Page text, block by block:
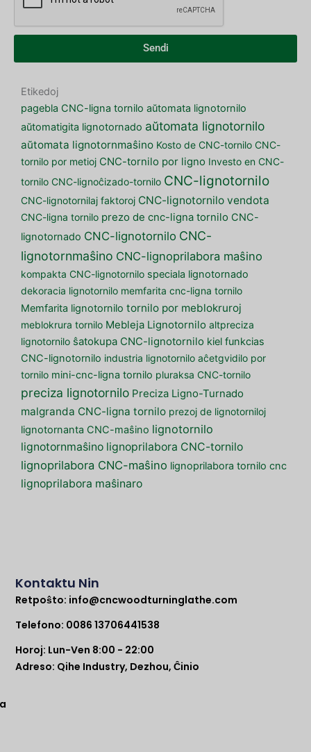
Sendi
Etikedoj
pagebla CNC-ligna tornilo aŭtomata lignotornilo
aŭtomatigita lignotornado aŭtomata lignotornilo
aŭtomata lignotornmaŝino Kosto de CNC-tornilo CNC-
tornilo por metioj CNC-tornilo por ligno Investo en CNC-
tornilo CNC-lignoĉizado-tornilo CNC-lignotornilo
CNC-lignotornilaj faktoroj CNC-lignotornilo vendota
CNC-ligna tornilo prezo de cnc-ligna tornilo CNC-
lignotornado CNC-lignotornilo CNC-
lignotornmaŝino CNC-lignoprilabora maŝino
kompakta CNC-lignotornilo speciala lignotornado
dekoracia lignotornilo memfarita cnc-ligna tornilo
Memfarita lignotornilo tornilo por meblokruroj
meblokrura tornilo Mebleja Lignotornilo altpreciza
lignotornilo ŝatokupa CNC-lignotornilo kiel funkcias
CNC-lignotornilo industria lignotornilo aĉetgvidilo por
tornilo mini-cnc-ligna tornilo pluraksa CNC-tornilo
preciza lignotornilo Preciza Ligno-Turnado
malgranda CNC-ligna tornilo prezoj de lignotorniloj
lignotornanta CNC-maŝino lignotornilo
lignotornmaŝino lignoprilabora CNC-tornilo
lignoprilabora CNC-maŝino lignoprilabora tornilo cnc
lignoprilabora maŝinaro
Kontaktu Nin
Retpoŝto: info@cncwoodturninglathe.com
Telefono: 0086 13706441538
Horoj: Lun-Ven 8:00 - 22:00
Adreso: Qihe Industry, Dezhou, Ĉinio